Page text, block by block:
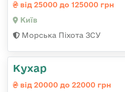
від 25000 до 125000 грн
Київ
Морська Піхота ЗСУ
Кухар
від 20000 до 22000 грн